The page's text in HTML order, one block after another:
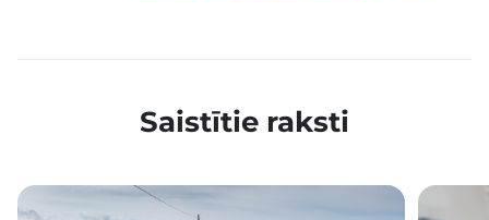
Saistītie raksti